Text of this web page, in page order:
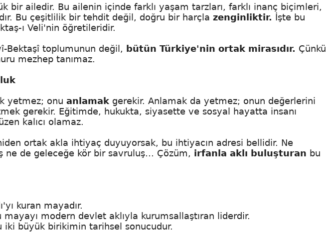
bir ailedir. Bu ailenin içinde farklı yaşam tarzları, farklı inanç biçimleri,
Bu çeşitlilik bir tehdit değil, doğru bir harçla zenginliktir. İşte bu
ı Veli'nin öğretileridir.
Bektaşî toplumunun değil, bütün Türkiye'nin ortak mirasıdır. Çünkü
mezhep tanımaz.
yetmez; onu anlamak gerekir. Anlamak da yetmez; onun değerlerini
gerekir. Eğitimde, hukukta, siyasette ve sosyal hayatta insanı
kalıcı olamaz.
ortak akla ihtiyaç duyuyorsak, bu ihtiyacın adresi bellidir. Ne
ne de geleceğe kör bir savruluş… Çözüm, irfanla aklı buluşturan bu
kuran mayadır.
modern devlet aklıyla kurumsallaştıran liderdir.
iki büyük birikimin tarihsel sonucudur.